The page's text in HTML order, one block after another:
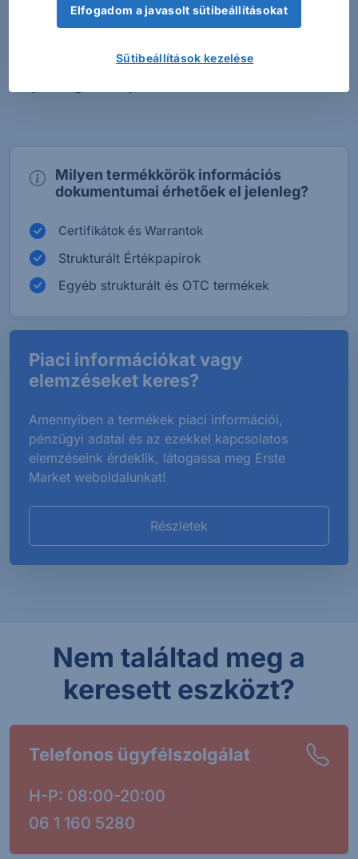
a csak angol nyelven elérhető KID-el rendelkező
termékekben csak akkor kössenek tranzakciót,
mértékben tájékozottak az adott termék
Milyen termékkörök információs
dokumentumai érhetőek el jelenleg?
Certifikátok és Warrantok
Strukturált Értékpapírok
Egyéb strukturált és OTC termékek
Piaci információkat vagy
elemzéseket keres?
Amennyiben a termékek piaci információi,
pénzügyi adatai és az ezekkel kapcsolatos
elemzéseink érdeklik, látogassa meg Erste
Market weboldalunkat!
Részletek
Nem találtad meg a
keresett eszközt?
Telefonos ügyfélszolgálat
H-P: 08:00-20:00
06 1 160 5280
Elfogadom a javasolt sütibeállításokat
Sütibeállítások kezelése